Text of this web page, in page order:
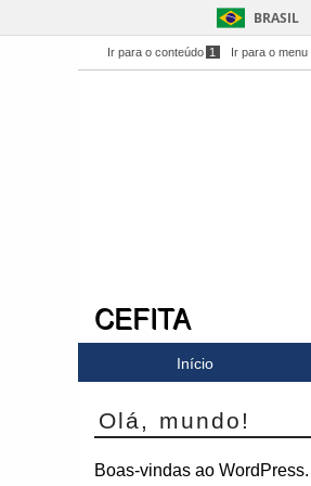
BRASIL
Ir para o conteúdo 1 Ir para o menu
CEFITA
Início
Olá, mundo!
Boas-vindas ao